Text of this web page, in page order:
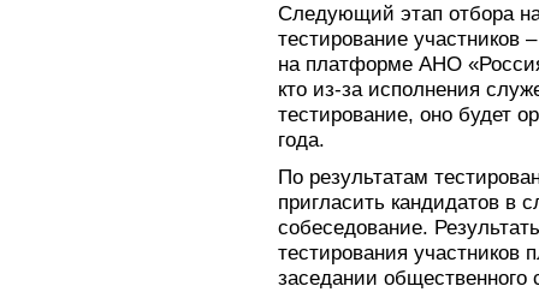
Следующий этап отбора
тестирование участников
на платформе АНО
кто из-за исполнения
тестирование, оно будет
года.
По результатам
пригласить кандидатов в
собеседование.
тестирования участников
заседании общественного